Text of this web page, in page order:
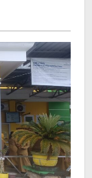
Kesehatan